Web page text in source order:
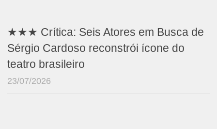
★★★ Crítica: Seis Atores em Busca de
Sérgio Cardoso reconstrói ícone do
teatro brasileiro
23/07/2026